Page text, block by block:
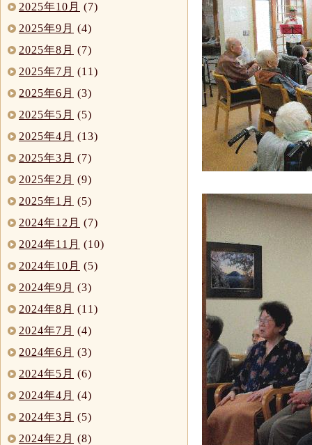
2025年10月 (7)
2025年9月 (4)
2025年8月 (7)
2025年7月 (11)
2025年6月 (3)
2025年5月 (5)
2025年4月 (13)
2025年3月 (7)
2025年2月 (9)
2025年1月 (5)
2024年12月 (7)
2024年11月 (10)
2024年10月 (5)
2024年9月 (3)
2024年8月 (11)
2024年7月 (4)
2024年6月 (3)
2024年5月 (6)
2024年4月 (4)
2024年3月 (5)
2024年2月 (8)